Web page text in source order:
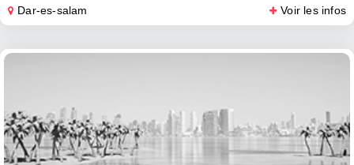
Dar-es-salam Voir les infos